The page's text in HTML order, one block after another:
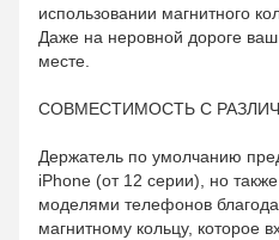
использовании магнитного
Даже на неровной дороге
месте.
СОВМЕСТИМОСТЬ С
Держатель по умолчанию
iPhone (от 12 серии), но
моделями телефонов
магнитному кольцу, которое